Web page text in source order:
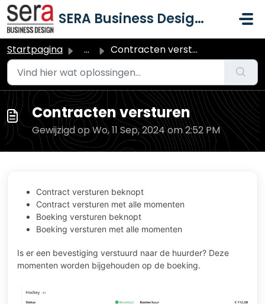
Doorgaan naar hoofdinhoud
SERA Business Design B.V.
Startpagina ... Contracten versturen
Contracten versturen
Gewijzigd op Wo, 11 Sep, 2024 om 2:52 PM
Contract versturen beknopt
Contract versturen met alle momenten
Boeking versturen beknopt
Boeking versturen met alle momenten
Is er een bevestiging verstuurd naar de huurder? Deze
momenten worden bijgehouden op de boeking.